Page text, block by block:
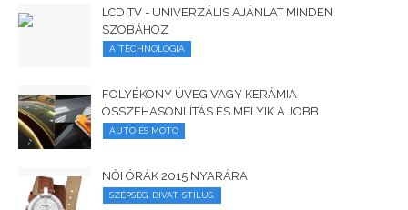
LCD TV - UNIVERZÁLIS AJÁNLAT MINDEN
SZOBÁHOZ
A TECHNOLÓGIA
FOLYÉKONY ÜVEG VAGY KERÁMIA
ÖSSZEHASONLÍTÁS ÉS MELYIK A JOBB
AUTO ÉS MOTO
NŐI ÓRÁK 2015 NYARÁRA
SZÉPSÉG, DIVAT, STÍLUS.